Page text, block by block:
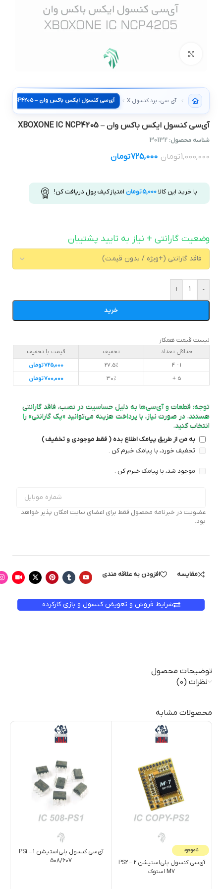
آی سی، برد کنسول XBOX
آی‌سی کنسول ایکس باکس وان – XBOXONE IC NCP4205
شناسه محصول: 30132
1,000,000تومان 725,000تومان
با خرید این کالا5,000تومان امتیاز کیف پول دریافت کن!
وضعیت گارانتی + نیاز به تایید پشتیبان
-
+
خرید
لیست قیمت همکار
حداقل تعداد تخفیف
قیمت با تخفیف
1 - 4
27.5%
725,000تومان
5 +
30%
700,000تومان
توجه: قطعات و آی‌سی‌ها به دلیل حساسیت در نصب، فاقد گارانتی
هستند. در صورت نیاز، با پرداخت هزینه می‌توانید «پک گارانتی» را
انتخاب کنید.
به من از طریق پیامک اطلاع بده ( فقط موجودی و تخفیف )
تخفیف خورد، با پیامک خبرم کن .
موجود شد، با پیامک خبرم کن .
عضویت در خبرنامه محصول فقط برای اعضای سایت امکان پذیر خواهد
بود.
مقایسه افزودن به علاقه مندی
شرایط فروش و تعویض کنسول و بازی کارکرده
توضیحات محصول
نظرات (0)
محصولات مشابه
ناموجود
آی‌سی کنسول پلی‌استیشن 2 – PS2
M7 استوک
آی‌سی کنسول پلی‌استیشن 1 – PS1
508/607